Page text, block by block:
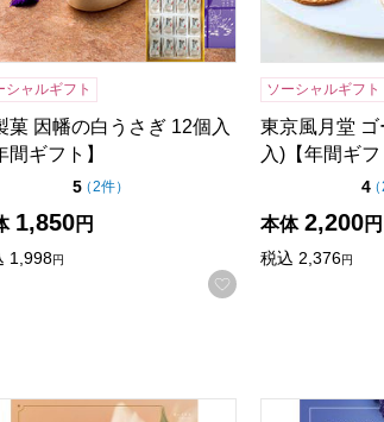
りに登録する
シャルギフト
菓 因幡の白うさぎ 12個入
間ギフト】
5点（5点満点中）
（2件の評価
）
1,850円
1,998円
お気に入りに登録
ソーシャルギフト
東京風月堂
入)【年間ギフ
4（
本体 2,200円
税込 2,376円
りものカタログ】
ト】【贈りものカタログ】
ーバー オークモス【カタログギフト】【贈
ヴァリアス